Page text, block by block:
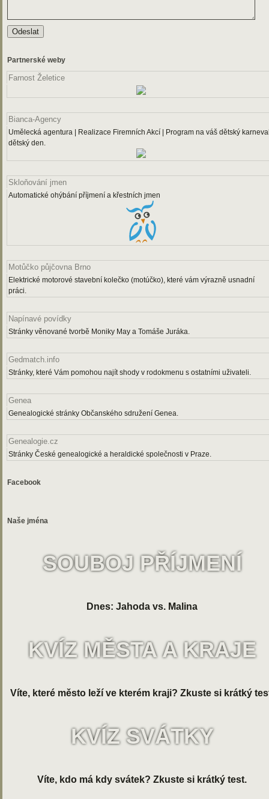
Partnerské weby
Farnost Želetice
Bianca-Agency
Umělecká agentura | Realizace Firemních Akcí | Program na váš dětský
dětský den.
Skloňování jmen
Automatické ohýbání příjmení a křestních jmen
Motůčko půjčovna Brno
Elektrické motorové stavební kolečko (motúčko), které vám výrazně usnadní
práci.
Napínavé povídky
Stránky věnované tvorbě Moniky May a Tomáše Juráka.
Gedmatch.info
Stránky, které Vám pomohou najít shody v rodokmenu s ostatními uživateli.
Genea
Genealogické stránky Občanského sdružení Genea.
Genealogie.cz
Stránky České genealogické a heraldické společnosti v Praze.
Facebook
Naše jména
SOUBOJ PŘÍJMENÍ
Dnes: Jahoda vs. Malina
KVÍZ MĚSTA A KRAJE
Víte, které město leží ve kterém kraji? Zkuste si krátký
KVÍZ SVÁTKY
Víte, kdo má kdy svátek? Zkuste si krátký test.